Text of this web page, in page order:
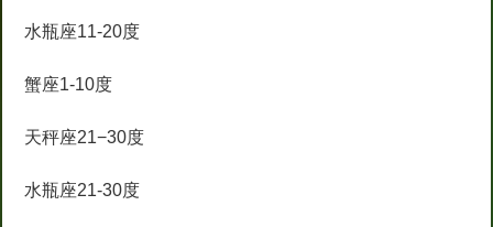
水瓶座11-20度
蟹座1-10度
天秤座21−30度
水瓶座21-30度